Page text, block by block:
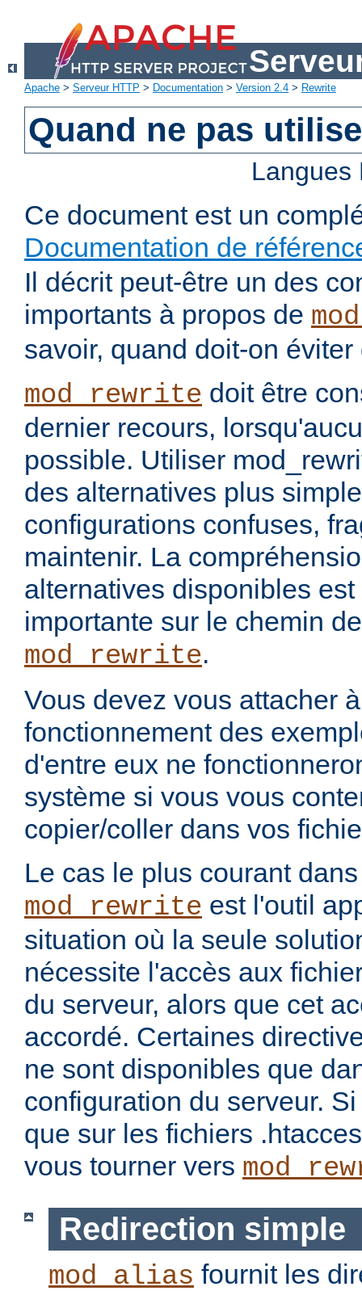
Apache > Serveur HTTP > Documentation > Version 2.4 > Rewrite
Quand ne pas
Ce document est un
Documentation de
Il décrit peut-être un des
importants à propos de
savoir, quand doit-on éviter
mod_rewrite doit être
dernier recours,
possible. Utiliser
des alternatives plus
configurations confuses,
maintenir. La
alternatives disponibles
importante sur le chemin
mod_rewrite.
Vous devez vous attacher
fonctionnement des
d'entre eux ne
système si vous vous
copier/coller dans vos
Le cas le plus courant
mod_rewrite est l'outil
situation où la seule
nécessite l'accès aux
du serveur, alors que cet
accordé. Certaines
ne sont disponibles que
configuration du serveur.
que sur les fichiers
vous tourner vers
Redirection simple
mod_alias fournit les